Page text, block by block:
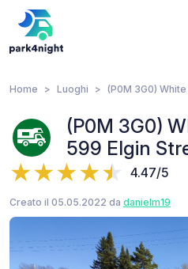
Home Luoghi (P0M 3G0)
(P0M 3G0)
599 Elgin
4.47/5
Creato il 05.05.2022 da danielm19